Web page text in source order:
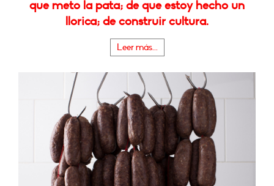
que meto la pata; de que estoy hecho un
llorica; de construir cultura.
Leer más...